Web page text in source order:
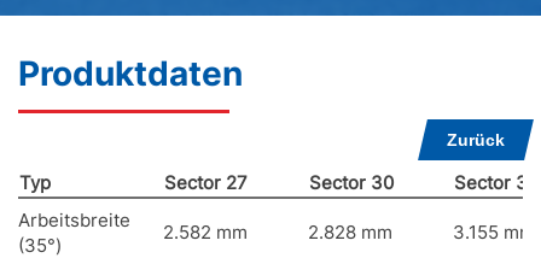
Produktdaten
Zurück
Typ Sector 27 Sector 30
Sector 34
Arbeitsbreite
(35°)
2.582 mm 2.828 mm 3.155 mm